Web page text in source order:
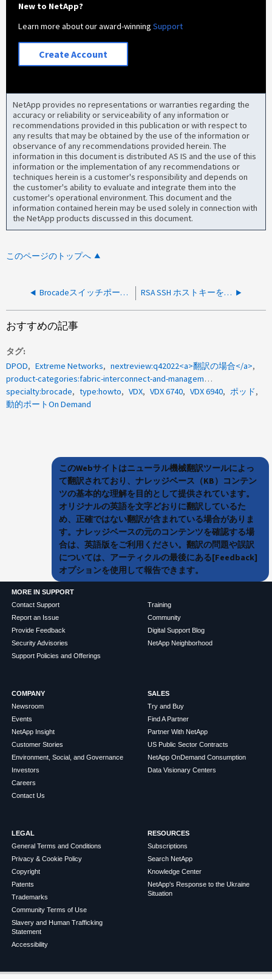
New to NetApp?
Learn more about our award-winningSupport
Create Account
NetApp provides no representations or warranties regarding the
accuracy or reliability or serviceability of any information or
recommendations provided in this publication or with respect to
any results that may be obtained by the use of the information or
observance of any recommendations provided herein. The
information in this document is distributed AS IS and the use of this
information or the implementation of any recommendations or
techniques herein is a customer's responsibility and depends on
the customer's ability to evaluate and integrate them into the
customer's operational environment. This document and the
information contained herein may be used solely in connection with
the NetApp products discussed in this document.
このページのトップへ
Brocadeスイッチポートに接続されたストレージデバイスを識別する方法 RSA SSH ホストキーを 2048 ビットに変更する方法 Brocade スイッチ
おすすめの記事
タグ
DPOD
Extreme Networks
nextreview:q42022<a>翻訳の場合</a>
product-categories:fabric-interconnect-and-management-switches
specialty:brocade
type:howto VDX VDX 6740 VDX 6940
ポッド
動的ポートOn Demand
このWebサイトはニューラル機械翻訳ツールによっ
て翻訳されており、ナレッジベース（KB）コンテン
ツの基本的な理解を目的として提供されています。
オリジナルの英語を文字どおりに翻訳しているた
め、正確ではない翻訳が含まれている場合がありま
す。ナレッジベースの元のコンテンツを確認する場
合は、英語版をご利用ください。翻訳の問題や誤訳
については、アーティクルの最後にある[Feedback]
オプションを使用して報告できます。
MORE IN SUPPORT
Contact Support
Report an Issue
Provide Feedback
Security Advisories
Support Policies and Offerings
Training
Community
Digital Support Blog
NetApp Neighborhood
COMPANY
Newsroom
Events
NetApp Insight
Customer Stories
Environment, Social, and Governance
Investors
Careers
Contact Us
SALES
Try and Buy
Find A Partner
Partner With NetApp
US Public Sector Contracts
NetApp OnDemand Consumption
Data Visionary Centers
LEGAL
General Terms and Conditions
Privacy & Cookie Policy
Copyright
Patents
Trademarks
Community Terms of Use
Slavery and Human Trafficking
Statement
Accessibility
RESOURCES
Subscriptions
Search NetApp
Knowledge Center
NetApp's Response to the Ukraine
Situation